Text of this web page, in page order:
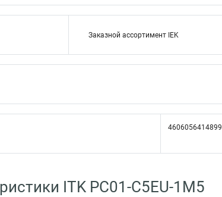
Заказной ассортимент IEK
4606056414899
ITK PC01-C5EU-1M5